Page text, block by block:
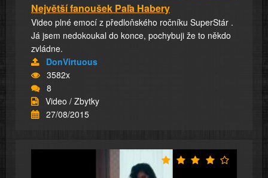
Největší fanoušek Paľa Habery
Video plné emocí z předloňského ročníku SuperStár .
Já jsem nedokoukal do konce, pochybuji že to někdo
zvládne.
DonVirtuous
3582x
8
Video / Zbytky
27/08/2015